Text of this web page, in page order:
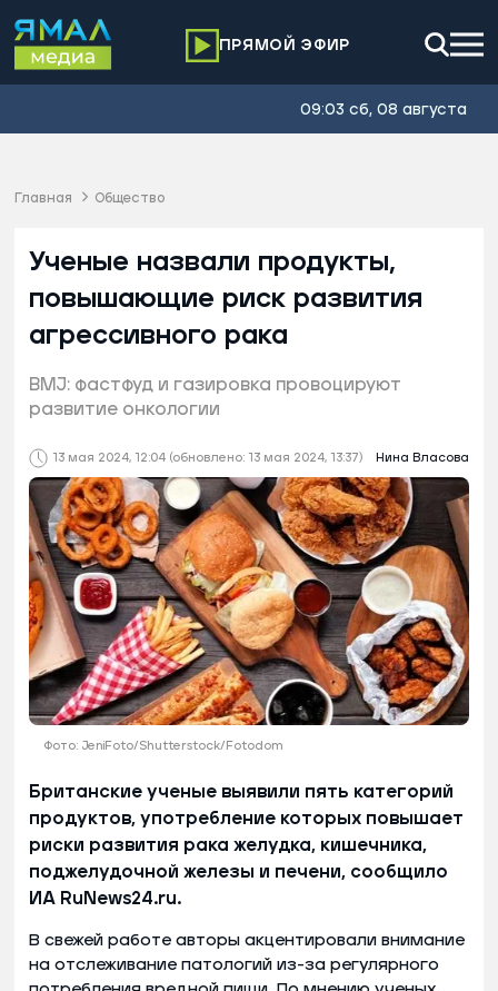
ПРЯМОЙ ЭФИР
09:03 сб, 08 августа
Главная Общество
13 мая 2024, 12:04 (обновлено: 13 мая 2024, 13:37) Нина Власова
Ученые назвали продукты,
повышающие риск развития
агрессивного рака
BMJ: фастфуд и газировка провоцируют
развитие онкологии
Фото: JeniFoto/Shutterstock/Fotodom
Британские ученые выявили пять категорий
продуктов, употребление которых повышает
риски развития рака желудка, кишечника,
поджелудочной железы и печени, сообщило
ИА RuNews24.ru.
В свежей работе авторы акцентировали внимание
на отслеживание патологий из-за регулярного